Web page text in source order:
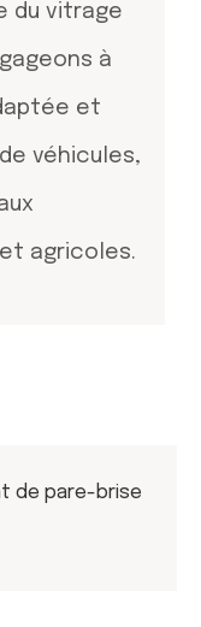
du vitrage
à
et
véhicules,
agricoles.
de pare-brise